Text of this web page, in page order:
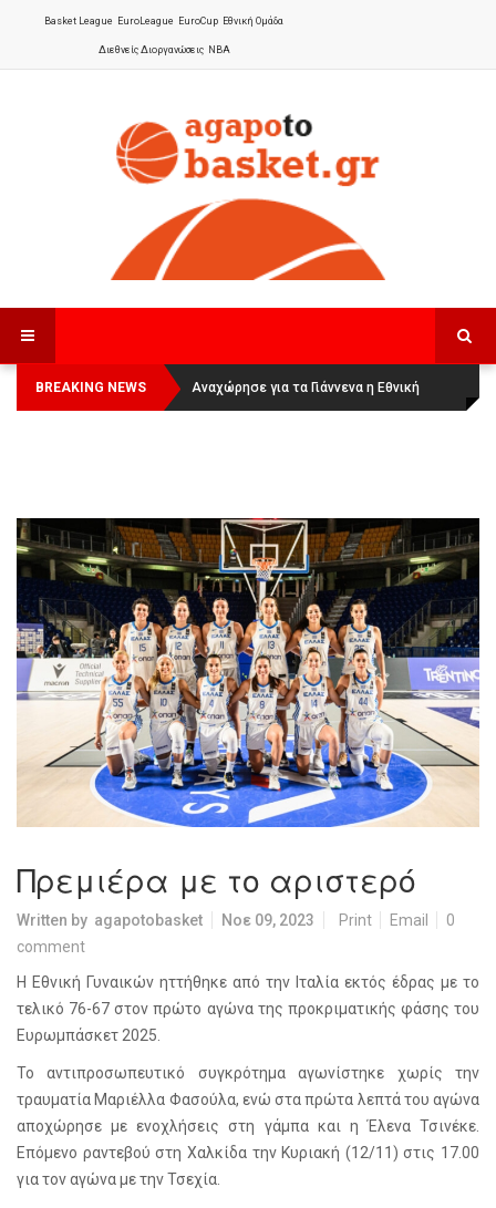
Basket League EuroLeague EuroCup Εθνική Ομάδα
Διεθνείς Διοργανώσεις NBA
BREAKING NEWS
Οι Πάνθηρες Καβάλας στην Women
Basketball League 1
Αναχώρησε για τα Γιάννενα η Εθνική
Γυναικών:
Πρεμιέρα με το αριστερό
Written by agapotobasket Νοε 09, 2023 Print Email
0
comment
Η Εθνική Γυναικών ηττήθηκε από την Ιταλία εκτός έδρας με το
τελικό 76-67 στον πρώτο αγώνα της προκριματικής φάσης του
Ευρωμπάσκετ 2025.
Το αντιπροσωπευτικό συγκρότημα αγωνίστηκε χωρίς την
τραυματία Μαριέλλα Φασούλα, ενώ στα πρώτα λεπτά του αγώνα
αποχώρησε με ενοχλήσεις στη γάμπα και η Έλενα Τσινέκε.
Επόμενο ραντεβού στη Χαλκίδα την Κυριακή (12/11) στις 17.00
για τον αγώνα με την Τσεχία.